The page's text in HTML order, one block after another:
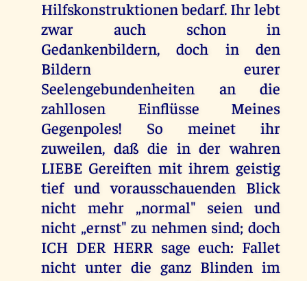
Hilfskonstruktionen bedarf. Ihr lebt
zwar auch schon in
Gedankenbildern, doch in den
Bildern eurer
Seelengebundenheiten an die
zahllosen Einflüsse Meines
Gegenpoles! So meinet ihr
zuweilen, daß die in der wahren
LIEBE Gereiften mit ihrem geistig
tief und vorausschauenden Blick
nicht mehr „normal" seien und
nicht „ernst" zu nehmen sind; doch
ICH DER HERR sage euch: Fallet
nicht unter die ganz Blinden im